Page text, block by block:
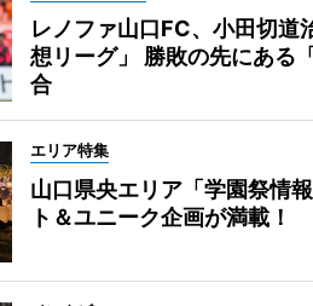
レノファ山口FC、小田切道
想リーグ」 勝敗の先にある
合
エリア特集
山口県央エリア「学園祭情
ト＆ユニーク企画が満載！